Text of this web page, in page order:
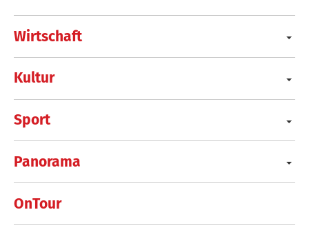
Wirtschaft
Kultur
Sport
Panorama
OnTour